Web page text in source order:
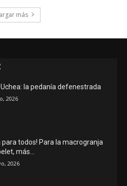
más
la pedanía defenestrada
2026
para todos! Para la macrogranja
más…
2026